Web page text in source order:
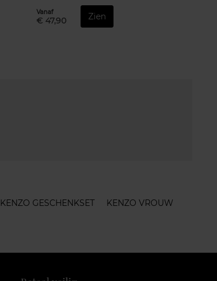
Vanaf
€ 47,90 Zien
KENZO GESCHENKSET
KENZO VROUW